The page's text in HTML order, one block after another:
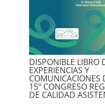
DISPONIBLE LIBRO
EXPERIENCIAS Y
COMUNICACIONES
15º CONGRESO
DE CALIDAD